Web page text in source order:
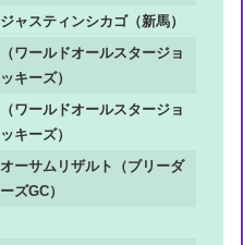
ジャスティンシカゴ（新馬）
（ワールドオールスタージョ
ッキーズ）
（ワールドオールスタージョ
ッキーズ）
オーサムリザルト（ブリーダ
ーズGC）